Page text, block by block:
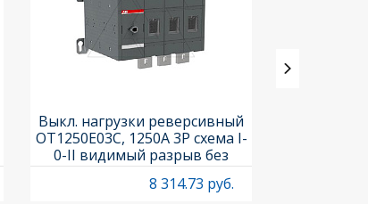
Выкл. нагрузки реверсивный
OT1250E03C, 1250A 3P схема I-
0-II видимый разрыв без
рукоятки
8 314.73 руб.